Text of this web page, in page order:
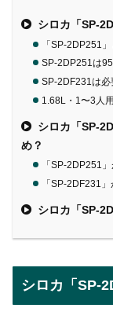
シロカ「SP-
「SP-2DP251
SP-2DP251は
SP-2DF231は必
1.68L・1〜3人
シロカ「SP-
め？
「SP-2DP251
「SP-2DF231
シロカ「SP-
シロカ「SP-